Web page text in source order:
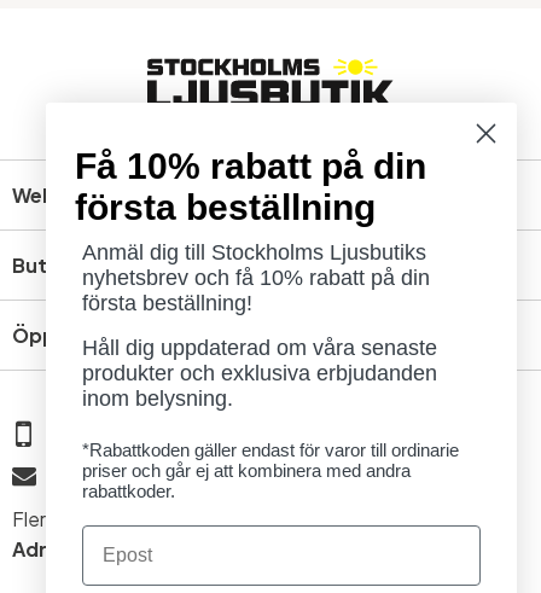
Webbshop
Butik
Öppettider
info@ljusbutik.se
Fler kontaktuppgifter »
Adress:
Kungsholmsgatan 6, 112 27 Stockholm
Få 10% rabatt på din
första beställning
Anmäl dig till Stockholms Ljusbutiks
nyhetsbrev och få 10% rabatt på din
första beställning!
Håll dig uppdaterad om våra senaste
produkter och exklusiva erbjudanden
inom belysning.
*Rabattkoden gäller endast för varor till ordinarie
priser och går ej att kombinera med andra
rabattkoder.
Email